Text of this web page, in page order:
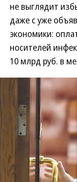
не выглядит
даже с уже
экономики:
носителей
10 млрд руб. в